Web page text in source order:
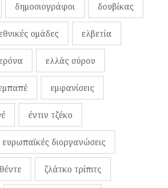
δημοσιογράφοι δουβίκας
ομάδες ελβετία
ελλάς σύρου
εμφανίσεις
έντιν τζέκο
ευρωπαϊκές διοργανώσεις
ζλάτκο τρίπιτς